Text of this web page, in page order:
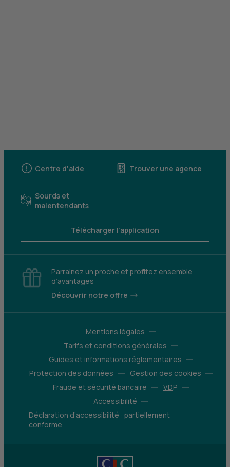
Centre d'aide Trouver une agence
Sourds et
malentendants
Télécharger l'application
Parrainez un proche et profitez ensemble
d’avantages
Découvrir notre offre
Mentions légales
Tarifs et conditions générales
Guides et informations réglementaires
Protection des données
Gestion des cookies
Fraude et sécurité bancaire
VDP
Accessibilité
Déclaration d’accessibilité : partiellement
conforme